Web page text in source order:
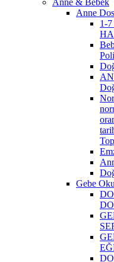
Anne
1-
Gebe